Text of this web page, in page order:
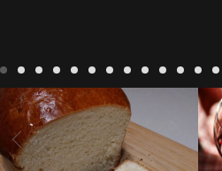
Recepten Wonen
baken in
Frankrijk bakken in de
Vendee
brood bakken
brood met gist gist brood
het beste brood hoe moet
In The Vendee